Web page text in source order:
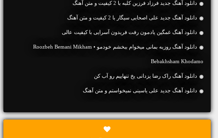
دانلود آهنگ جديد فرزاد فرزین کلبه با 2 کیفیت و متن آهنگ
دانلود آهنگ جديد علی اصحابی سیگار با 2 کیفیت و متن آهنگ
دانلود آهنگ غمگین یادمون رفت فریدون آسرایی با کیفیت عالی
دانلود آهنگ روزبه بمانی میخوام ببخشم خودمو • Roozbeh Bemani Mikham
Bebakhsham Khodamo
دانلود آهنگ راک رضا یزدانی یخ تنهاییم رو آب کن
دانلود آهنگ جديد علی یاسینی نمیخواستم و متن آهنگ